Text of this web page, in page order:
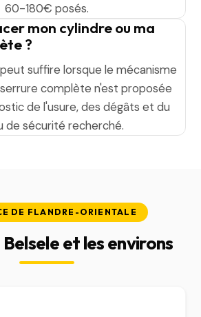
60-180€ posés.
mon cylindre ou ma
?
suffire lorsque le mécanisme
complète n'est proposée
de l'usure, des dégâts et du
de sécurité recherché.
DE FLANDRE-ORIENTALE
et les environs